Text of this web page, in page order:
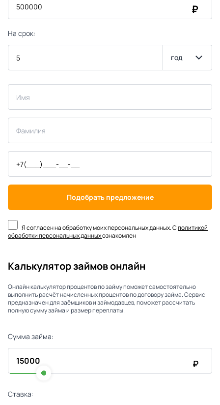
₽
На срок:
год
Подобрать предложение
Я согласен на обработку моих персональных данных. Сполитикой
обработки персональных данныхознакомлен
Калькулятор займов онлайн
Онлайн калькулятор процентов по займу поможет самостоятельно
выполнить расчёт начисленных процентов по договору займа. Сервис
предназначен для заёмщиков и займодавцев, поможет рассчитать
полную сумму займа и размер переплаты.
Сумма займа:
₽
Ставка: